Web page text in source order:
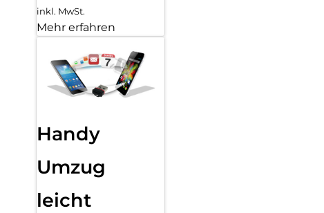
inkl. MwSt.
Mehr erfahren
Handy
Umzug
leicht